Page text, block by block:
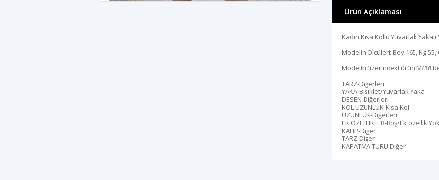
Ürün Açıklaması
Kadın Kısa Kollu Yuvarlak
Modelin Ölçüleri: Boy:165, Kg:55,
Modelin üzerindeki ürün M/38
TARZ-Diğerleri
YAKA-Bisiklet/Yuvarlak Yaka
DESEN-Diğerleri
KOL UZUNLUK-Kısa Kol
UZUNLUK-Diğerleri
EK OZELLIKLER-Boş/Ek özellik Yok
KALIP-Diger
TARZ-Diger
KAPATMA TURU-Diğer